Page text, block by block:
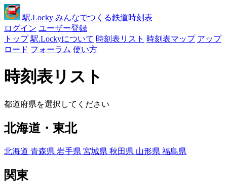
駅.Locky みんなでつくる鉄道時刻表
ログイン ユーザー登録
トップ 駅.Lockyについて 時刻表リスト 時刻表マップ アップ
ロード フォーラム 使い方
時刻表リスト
都道府県を選択してください
北海道・東北
北海道 青森県 岩手県 宮城県 秋田県 山形県 福島県
関東